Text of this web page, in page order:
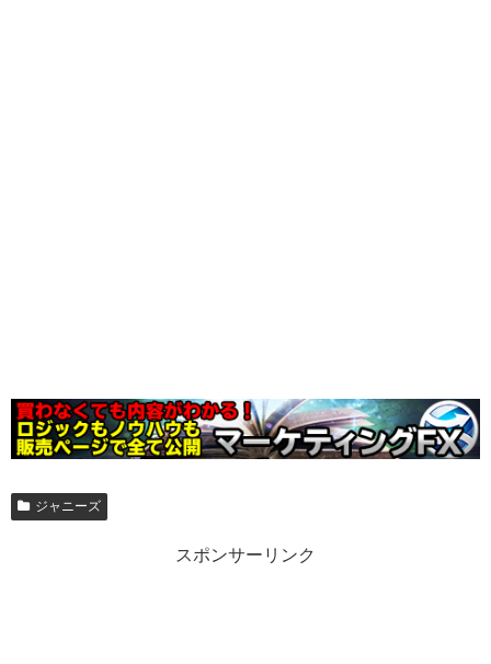
ジャニーズ
スポンサーリンク